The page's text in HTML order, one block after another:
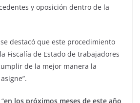
y oposición dentro de la
destacó que este procedimiento
Fiscalía de Estado de trabajadores
de la mejor manera la
en los próximos meses de este año